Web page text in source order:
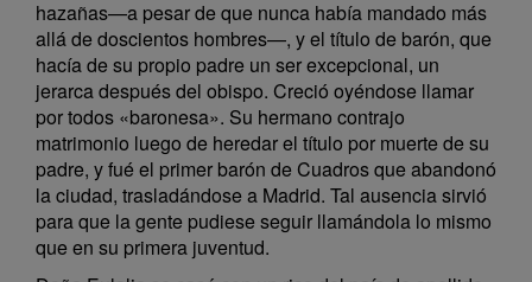
hazañas—a pesar de que nunca había mandado más
allá de doscientos hombres—, y el título de barón, que
hacía de su propio padre un ser excepcional, un
jerarca después del obispo. Creció oyéndose llamar
por todos «baronesa». Su hermano contrajo
matrimonio luego de heredar el título por muerte de su
padre, y fué el primer barón de Cuadros que abandonó
la ciudad, trasladándose a Madrid. Tal ausencia sirvió
para que la gente pudiese seguir llamándola lo mismo
que en su primera juventud.